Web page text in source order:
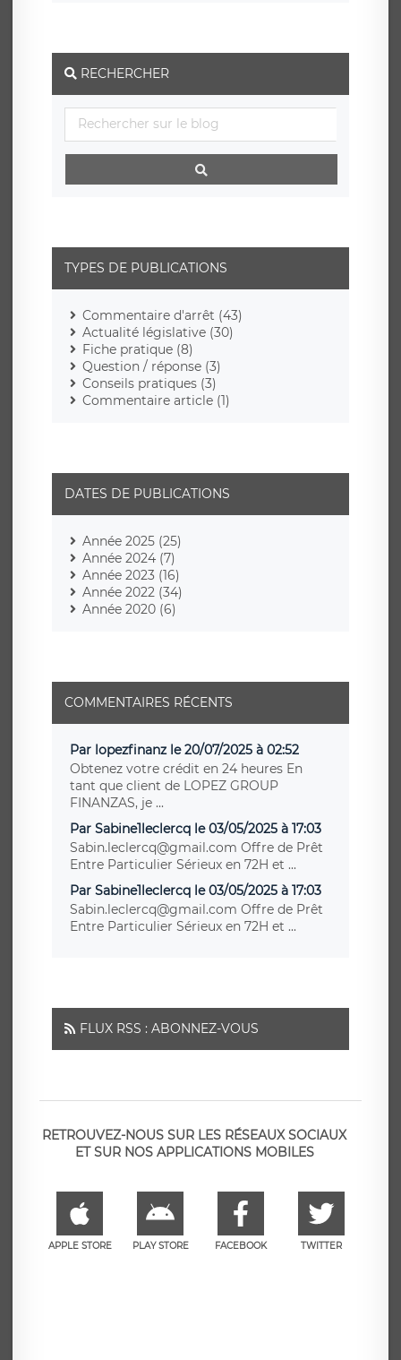
RECHERCHER
TYPES DE PUBLICATIONS
Commentaire d'arrêt (43)
Actualité législative (30)
Fiche pratique (8)
Question / réponse (3)
Conseils pratiques (3)
Commentaire article (1)
DATES DE PUBLICATIONS
Année 2025 (25)
Année 2024 (7)
Année 2023 (16)
Année 2022 (34)
Année 2020 (6)
COMMENTAIRES RÉCENTS
Par lopezfinanz le 20/07/2025 à 02:52
Obtenez votre crédit en 24 heures En
tant que client de LOPEZ GROUP
FINANZAS, je ...
Par Sabine1leclercq le 03/05/2025 à 17:03
Sabin.leclercq@gmail.com Offre de Prêt
Entre Particulier Sérieux en 72H et ...
Par Sabine1leclercq le 03/05/2025 à 17:03
Sabin.leclercq@gmail.com Offre de Prêt
Entre Particulier Sérieux en 72H et ...
FLUX RSS : ABONNEZ-VOUS
RETROUVEZ-NOUS SUR LES RÉSEAUX SOCIAUX
ET SUR NOS APPLICATIONS MOBILES
APPLE STORE PLAY STORE FACEBOOK TWITTER